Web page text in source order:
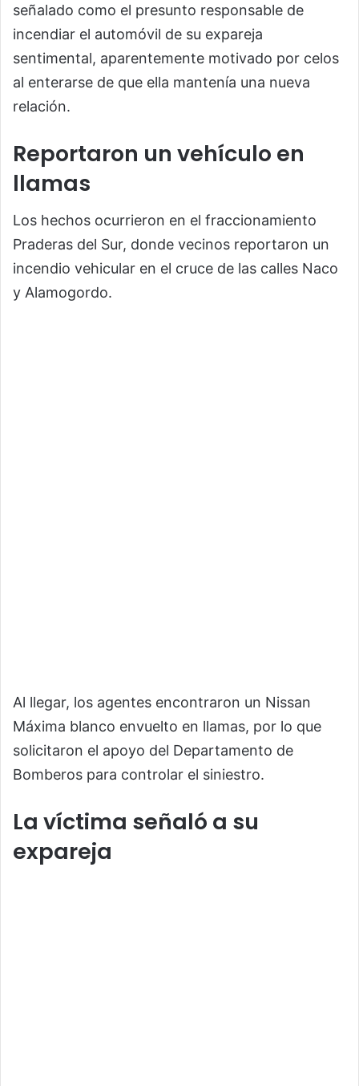
señalado como el presunto responsable de
incendiar el automóvil de su expareja
sentimental, aparentemente motivado por celos
al enterarse de que ella mantenía una nueva
relación.
Reportaron un vehículo en
llamas
Los hechos ocurrieron en el fraccionamiento
Praderas del Sur, donde vecinos reportaron un
incendio vehicular en el cruce de las calles Naco
y Alamogordo.
Al llegar, los agentes encontraron un Nissan
Máxima blanco envuelto en llamas, por lo que
solicitaron el apoyo del Departamento de
Bomberos para controlar el siniestro.
La víctima señaló a su
expareja